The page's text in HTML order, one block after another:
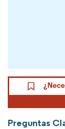
Preguntas